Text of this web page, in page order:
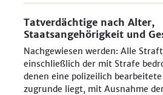
Tatverdächtige nach Alter,
Staatsangehörigkeit und
Nachgewiesen werden: Alle
einschließlich der mit Strafe
denen eine polizeilich bearbeitete
zugrunde liegt, mit Ausnahme